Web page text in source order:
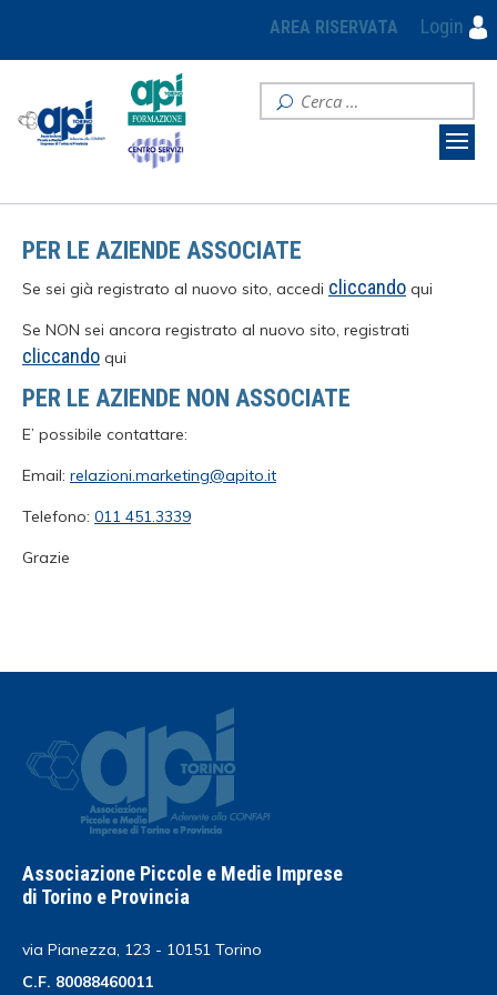
AREA RISERVATA Login
PER LE AZIENDE ASSOCIATE
Se sei già registrato al nuovo sito, accedi cliccando qui
Se NON sei ancora registrato al nuovo sito, registrati
cliccando qui
PER LE AZIENDE NON ASSOCIATE
E’ possibile contattare:
Email: relazioni.marketing@apito.it
Telefono: 011 451.3339
Grazie
Associazione Piccole e Medie Imprese
di Torino e Provincia
via Pianezza, 123 - 10151 Torino
C.F. 80088460011